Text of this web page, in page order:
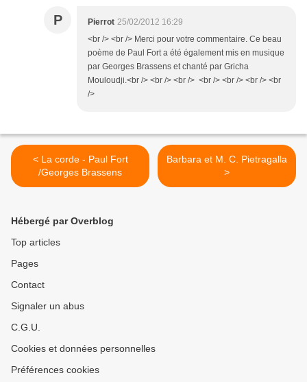
P Pierrot 25/02/2012 16:29
<br /> <br /> Merci pour votre commentaire. Ce beau
poème de Paul Fort a été également mis en musique
par Georges Brassens et chanté par Gricha
Mouloudji.<br /> <br /> <br /> <br /> <br /> <br /> <br
/>
< La corde - Paul Fort
/Georges Brassens
Barbara et M. C. Pietragalla
>
Hébergé par Overblog
Top articles
Pages
Contact
Signaler un abus
C.G.U.
Cookies et données personnelles
Préférences cookies